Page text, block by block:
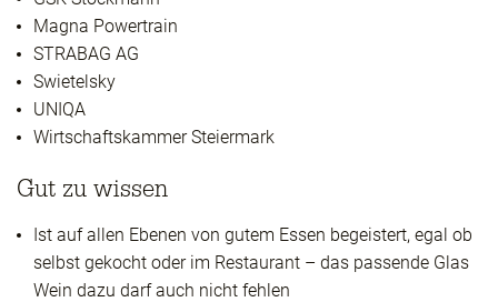
Magna Powertrain
STRABAG AG
Swietelsky
UNIQA
Wirtschaftskammer Steiermark
Gut zu wissen
Ist auf allen Ebenen von gutem Essen begeistert, egal ob
selbst gekocht oder im Restaurant – das passende Glas
Wein dazu darf auch nicht fehlen